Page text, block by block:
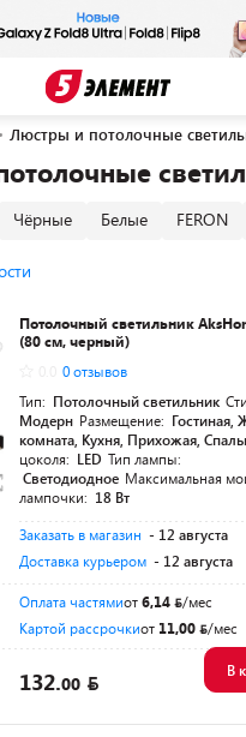
Люстры и потолочные
Чёрные Белые FERON
Потолочный светильник
(80 см, черный)
0 отзывов
Тип: Потолочный светильник
Модерн Размещение: Гостиная,
комната, Кухня, Прихожая,
цоколя: LED Тип лампы:
Светодиодное Максимальная
лампочки: 18 Вт
Заказать в магазин - 12 августа
Доставка курьером - 12 августа
Оплата частямиот6,14
/мес
Картой рассрочкиот 11,00 /мес
132.00
В